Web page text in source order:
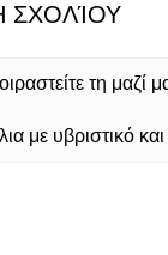
ΣΧΟΛΊΟΥ
τη μαζί
με υβριστικό και